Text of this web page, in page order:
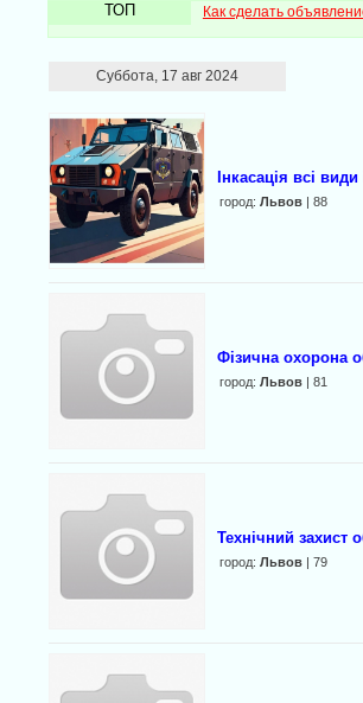
ТОП Как сделать
Суббота, 17 авг 2024
Інкасація всі
город: Львов| 88
Фізична охорона
город: Львов| 81
Технічний захист
город: Львов| 79